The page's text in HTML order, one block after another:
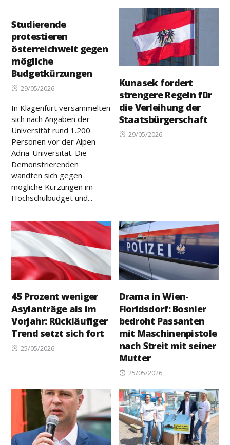
Studierende
protestieren
österreichweit gegen
mögliche
Budgetkürzungen
Posted
29/05/2026
In Klagenfurt versammelten
sich nach Angaben der
Universität rund 1.200
Personen vor der Alpen-
Adria-Universität. Die
Demonstrierenden
wandten sich gegen
mögliche Kürzungen im
Hochschulbudget und...
Kunasek fordert
strengere Regeln für
die Verleihung der
Staatsbürgerschaft
Posted
29/05/2026
45 Prozent weniger
Asylanträge als im
Vorjahr: Rückläufiger
Trend setzt sich fort
Posted
25/05/2026
Drama in Wien-
Floridsdorf: Bosnier
bedroht Passanten
mit Maschinenpistole
nach Streit mit seiner
Mutter
Posted
25/05/2026